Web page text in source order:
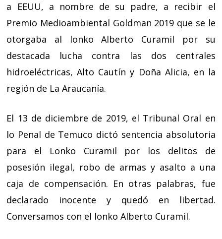
a EEUU, a nombre de su padre, a recibir el
Premio Medioambiental Goldman 2019 que se le
otorgaba al lonko Alberto Curamil por su
destacada lucha contra las dos centrales
hidroeléctricas, Alto Cautín y Doña Alicia, en la
región de La Araucanía.
El 13 de diciembre de 2019, el Tribunal Oral en
lo Penal de Temuco dictó sentencia absolutoria
para el Lonko Curamil por los delitos de
posesión ilegal, robo de armas y asalto a una
caja de compensación. En otras palabras, fue
declarado inocente y quedó en libertad.
Conversamos con el lonko Alberto Curamil.